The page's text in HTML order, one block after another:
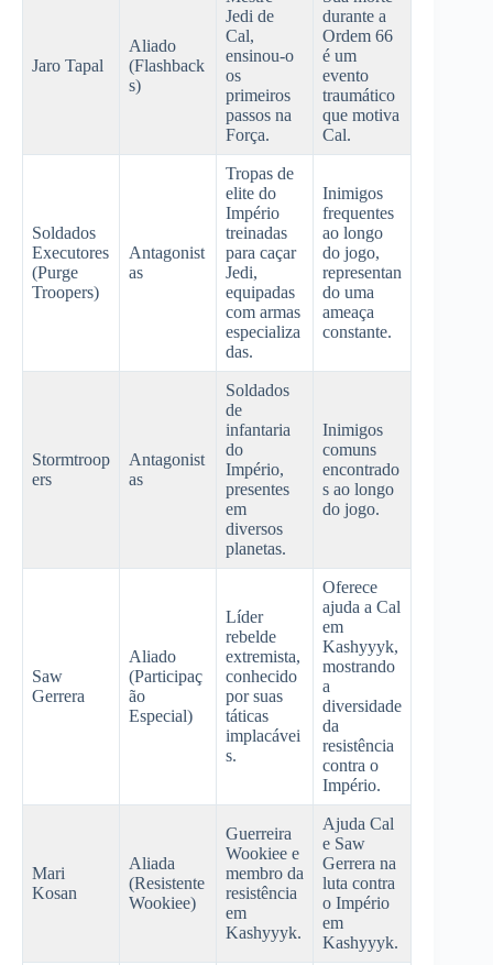
Jaro Tapal
Aliado
(Flashback
s)
Jedi de
Cal,
ensinou-o
os
primeiros
passos na
Força.
durante a
Ordem 66
é um
evento
traumático
que motiva
Cal.
Soldados
Executores
(Purge
Troopers)
Antagonist
as
Tropas de
elite do
Império
treinadas
para caçar
Jedi,
equipadas
com armas
especializa
das.
Inimigos
frequentes
ao longo
do jogo,
representan
do uma
ameaça
constante.
Stormtroop
ers
Antagonist
as
Soldados
de
infantaria
do
Império,
presentes
em
diversos
planetas.
Inimigos
comuns
encontrado
s ao longo
do jogo.
Saw
Gerrera
Aliado
(Participaç
ão
Especial)
Líder
rebelde
extremista,
conhecido
por suas
táticas
implacávei
s.
Oferece
ajuda a Cal
em
Kashyyyk,
mostrando
a
diversidade
da
resistência
contra o
Império.
Mari
Kosan
Aliada
(Resistente
Wookiee)
Guerreira
Wookiee e
membro da
resistência
em
Kashyyyk.
Ajuda Cal
e Saw
Gerrera na
luta contra
o Império
em
Kashyyyk.